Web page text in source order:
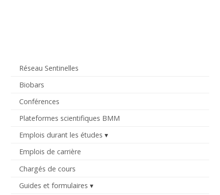
Réseau Sentinelles
Biobars
Conférences
Plateformes scientifiques BMM
Emplois durant les études
Emplois de carrière
Chargés de cours
Guides et formulaires